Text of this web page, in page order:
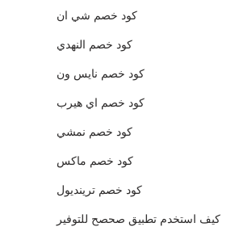
كود خصم شي ان
كود خصم النهدي
كود خصم نايس ون
كود خصم اي هيرب
كود خصم نمشي
كود خصم ماكس
كود خصم ترينديول
كيف استخدم تطبيق صحصح للتوفير